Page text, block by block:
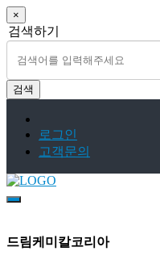
×
검색하기
검색
로그인
고객문의
드림케미칼코리아